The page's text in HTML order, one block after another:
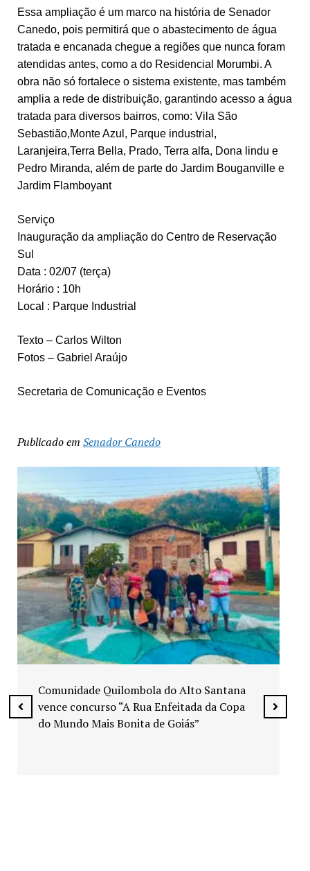
Essa ampliação é um marco na história de Senador
Canedo, pois permitirá que o abastecimento de água
tratada e encanada chegue a regiões que nunca foram
atendidas antes, como a do Residencial Morumbi. A
obra não só fortalece o sistema existente, mas também
amplia a rede de distribuição, garantindo acesso a água
tratada para diversos bairros, como: Vila São
Sebastião,Monte Azul, Parque industrial,
Laranjeira,Terra Bella, Prado, Terra alfa, Dona lindu e
Pedro Miranda, além de parte do Jardim Bouganville e
Jardim Flamboyant
Serviço
Inauguração da ampliação do Centro de Reservação
Sul
Data : 02/07 (terça)
Horário : 10h
Local : Parque Industrial
Texto – Carlos Wilton
Fotos – Gabriel Araújo
Secretaria de Comunicação e Eventos
Publicado em Senador Canedo
Exposição “Arte em Cores” leva pinturas a
espaços públicos de Senador Canedo